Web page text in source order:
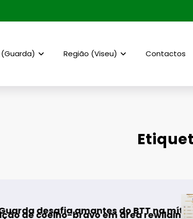
Região (Viseu) Contactos
em área rewilding
do BTT na mítica Invernal
AF Viseu –